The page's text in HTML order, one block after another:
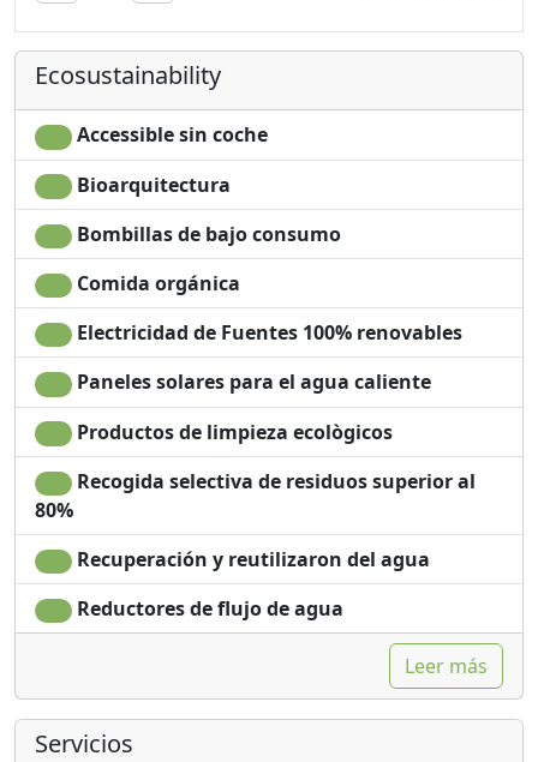
Living room
Towels
Sábanas
Cupboard or
Wardrobe
Desk
Sofa
Dining table
Shower
no monodosis
Garden
exclusive use
Ecosustainability
Accessible sin coche
Bioarquitectura
Bombillas de bajo consumo
Comida orgánica
Electricidad de Fuentes 100% renovables
Paneles solares para el agua caliente
Productos de limpieza ecològicos
Recogida selectiva de residuos superior al
80%
Recuperación y reutilizaron del agua
Reductores de flujo de agua
Leer más
Servicios